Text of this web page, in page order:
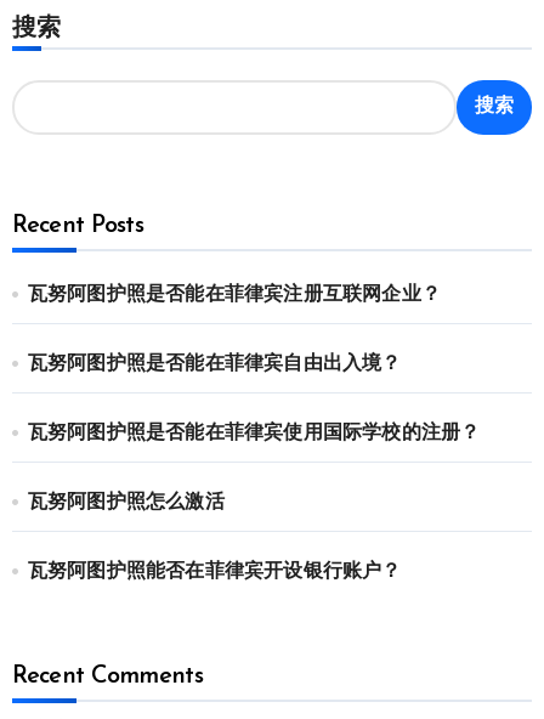
搜索
搜索
Recent Posts
瓦努阿图护照是否能在菲律宾注册互联网企业？
瓦努阿图护照是否能在菲律宾自由出入境？
瓦努阿图护照是否能在菲律宾使用国际学校的注册？
瓦努阿图护照怎么激活
瓦努阿图护照能否在菲律宾开设银行账户？
Recent Comments